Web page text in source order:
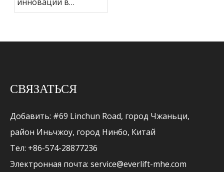
проектировании и
экскаваторов
СВЯЗАТЬСЯ
Добавить: #69 Linchun Road, город Чжаньци,
район Иньчжоу, город Нинбо, Китай
Тел: +86-574-28877236
Электронная почта: service@everlift-mhe.com